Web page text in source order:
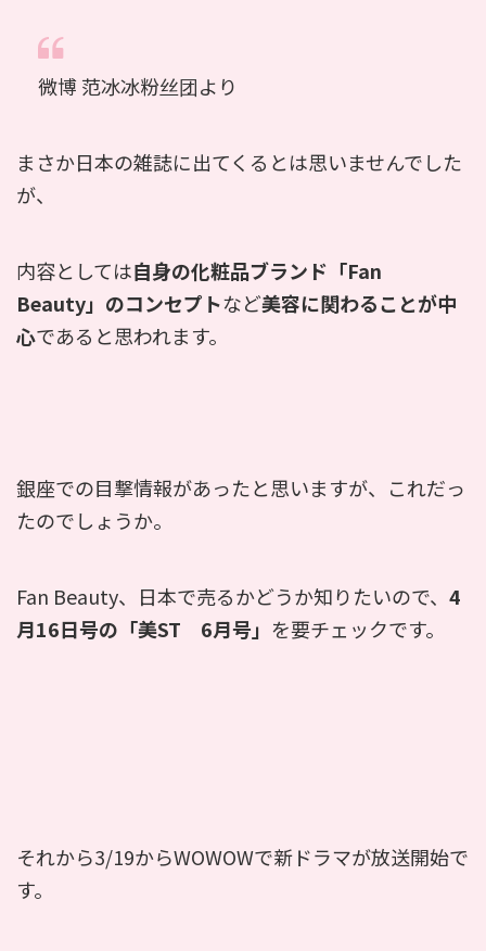
微博 范冰冰粉丝团より
まさか日本の雑誌に出てくるとは思いませんでした
が、
内容としては自身の化粧品ブランド「Fan
Beauty」のコンセプトなど美容に関わることが中
心であると思われます。
銀座での目撃情報があったと思いますが、これだっ
たのでしょうか。
Fan Beauty、日本で売るかどうか知りたいので、 4
月16日号の「美ST 6月号」 を要チェックです。
それから3/19からWOWOWで新ドラマが放送開始で
す。